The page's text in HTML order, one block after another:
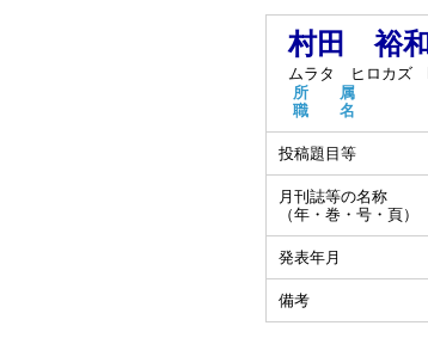
村田 裕和
ムラタ ヒロカズ
所 属
職 名
投稿題目等
月刊誌等の名称
（年・巻・号・頁）
発表年月
備考